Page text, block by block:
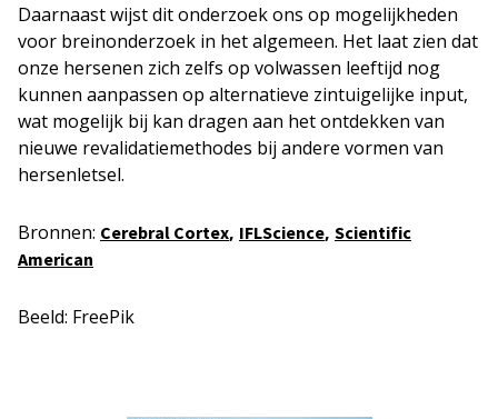
Daarnaast wijst dit onderzoek ons op mogelijkheden
voor breinonderzoek in het algemeen. Het laat zien dat
onze hersenen zich zelfs op volwassen leeftijd nog
kunnen aanpassen op alternatieve zintuigelijke input,
wat mogelijk bij kan dragen aan het ontdekken van
nieuwe revalidatiemethodes bij andere vormen van
hersenletsel.
Bronnen: Cerebral Cortex, IFLScience, Scientific
American
Beeld: FreePik